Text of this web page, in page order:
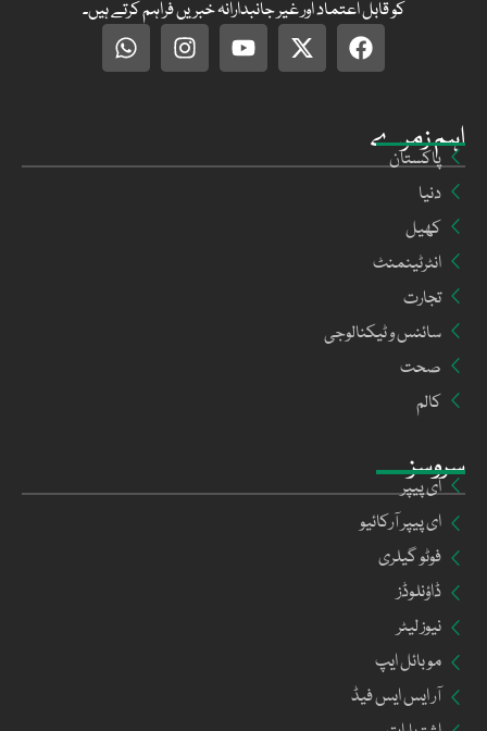
سروسز
ای پیپر
ای پیپر آرکائیو
فوٹو گیلری
ڈاؤنلوڈز
نیوز لیٹر
موبائل ایپ
آر ایس ایس فیڈ
اہم زمرے
پاکستان
دنیا
کھیل
انٹرٹینمنٹ
تجارت
سائنس و ٹیکنالوجی
صحت
کالم
کو قابل اعتماد اور غیر جانبدارانہ خبریں فراہم کرتے ہیں۔